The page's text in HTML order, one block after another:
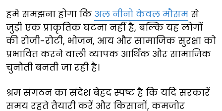
हमे समझना होगा कि अल नीनो केवल मौसम से
जुड़ी एक प्राकृतिक घटना नहीं है, बल्कि यह लोगों
की रोजी-रोटी, भोजन, आय और सामाजिक सुरक्षा को
प्रभावित करने वाली व्यापक आर्थिक और सामाजिक
चुनौती बनती जा रही है।
श्रम संगठन का संदेश बेहद स्पष्ट है कि यदि सरकारें
समय रहते तैयारी करें और किसानों, कमजोर